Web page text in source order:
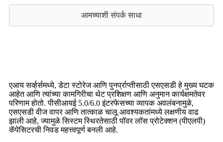
आमच्याशी संपर्क साधा
एआय सर्व्हर्समध्ये, डेटा स्टोरेज आणि पुनर्प्राप्तीसाठी एसएसडी हे मुख्य घटक
आहेत आणि त्यांच्या कामगिरीचा थेट प्रशिक्षण आणि अनुमान कार्यक्षमतेवर
परिणाम होतो. पीसीआयई 5.0/6.0 इंटरफेसच्या व्यापक अवलंबनामुळे,
एसएसडी वीज वापर आणि तात्काळ चालू आवश्यकतांमध्ये लक्षणीय वाढ
झाली आहे, ज्यामुळे सिस्टम स्थिरतेसाठी पॉवर लॉस प्रोटेक्शन (पीएलपी)
कॅपेसिटरची निवड महत्त्वपूर्ण बनली आहे.